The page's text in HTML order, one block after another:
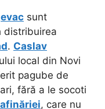
sunt
distribuirea
. Caslav
local din Novi
pagube de
fără a le socoti
, care nu